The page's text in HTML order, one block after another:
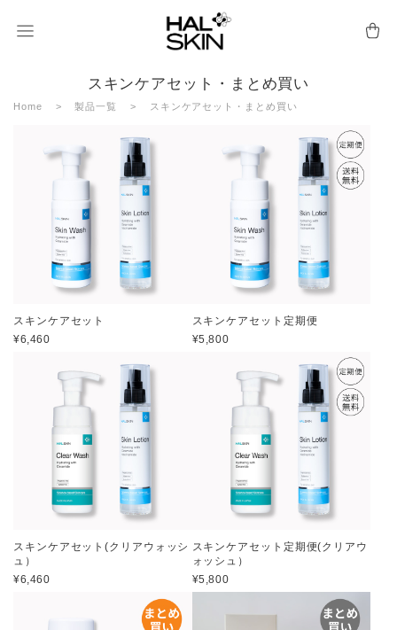
スキンケアセット・まとめ買い
Home 製品一覧 スキンケアセット・まとめ買い
スキンケアセット
¥6,460
スキンケアセット定期便
¥5,800
スキンケアセット(クリアウォッシ
ュ）
¥6,460
スキンケアセット定期便(クリアウ
ォッシュ）
¥5,800